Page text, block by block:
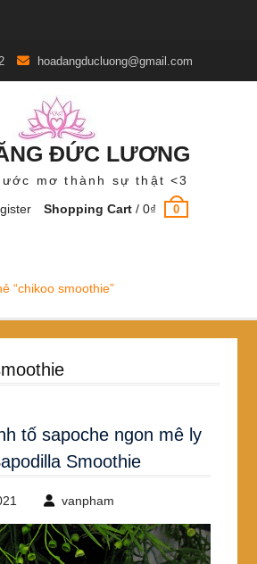
hoadangducluong@gmail.com
ĐỨC LƯƠNG
mơ thành sự thật <3
Shopping Cart /0₫ 0
“chikoo smoothie”
tố sapoche ngon mê ly
Smoothie
vanpham